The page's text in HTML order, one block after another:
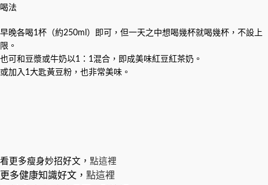
喝法
早晚各喝1杯（約250ml）即可，但一天之中想喝幾杯就喝幾杯，不設上
限。
也可和豆漿或牛奶以1：1混合，即成美味紅豆紅茶奶。
或加入1大匙黃豆粉，也非常美味。
看更多瘦身妙招好文， 點這裡
更多健康知識好文， 點這裡